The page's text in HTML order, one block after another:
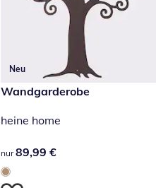
Neu
89,99 €
Wandgarderobe
heine home
89,99 €
nur 89,99 €